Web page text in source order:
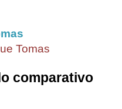
Tomas
comparativo